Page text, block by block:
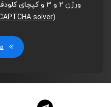
solver)